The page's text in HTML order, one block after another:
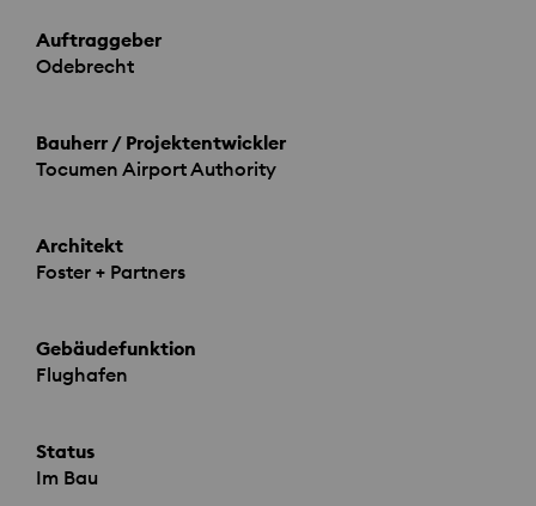
Auftraggeber
Odebrecht
Bauherr / Projektentwickler
Tocumen Airport Authority
Architekt
Foster + Partners
Gebäudefunktion
Flughafen
Status
Im Bau